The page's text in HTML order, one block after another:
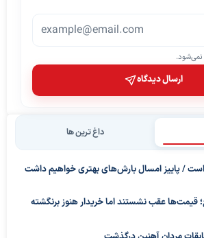
نمی‌شود.
ارسال دیدگاه
داغ ترین ها
است / پاییز امسال بارش‌های بهتری خواهیم داشت
قیمت‌ها عقب نشستند اما خریدار هنوز برنگشته